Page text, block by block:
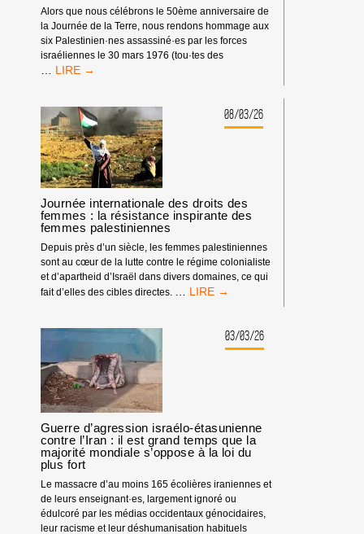
Alors que nous célébrons le 50ème anniversaire de
la Journée de la Terre, nous rendons hommage aux
six Palestinien·nes assassiné·es par les forces
israéliennes le 30 mars 1976 (tou·tes des
LES
DE
LA
JOURNÉE
DE
LA
TERRE
PALESTINIENNE
:
UNISSONS-
NOUS.
LEVONS-
NOUS.
RÉSISTONS
08/03/26
Journée internationale des droits des
femmes : la résistance inspirante des
femmes palestiniennes
Depuis près d’un siècle, les femmes palestiniennes
sont au cœur de la lutte contre le régime colonialiste
et d’apartheid d’Israël dans divers domaines, ce qui
fait d’elles des cibles directes.
JOURNÉE
DROITS
INSPIRANTE
DES
FEMMES
03/03/26
Guerre d’agression israélo-étasunienne
contre l’Iran : il est grand temps que la
majorité mondiale s’oppose à la loi du
plus fort
Le massacre d’au moins 165 écolières iraniennes et
de leurs enseignant·es, largement ignoré ou
édulcoré par les médias occidentaux génocidaires,
leur racisme et leur déshumanisation habituels